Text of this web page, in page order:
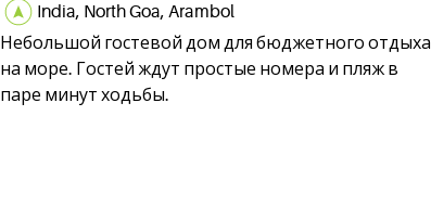
India, North Goa, Arambol
Небольшой гостевой дом для бюджетного отдыха
на море. Гостей ждут простые номера и пляж в
паре минут ходьбы.